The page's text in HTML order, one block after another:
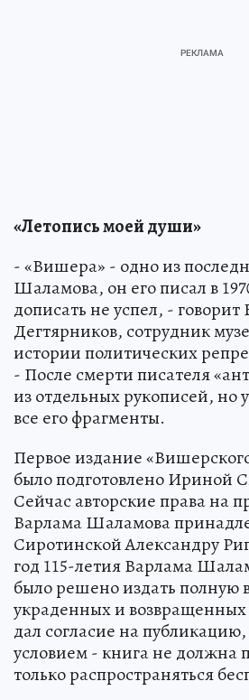
«Летопись моей души»
- «Вишера» - одно из
Шаламова, он его писал в
дописать не успел, - говорит
Дегтярников, сотрудник
истории политических
- После смерти писателя
из отдельных рукописей, но
все его фрагменты.
Первое издание
было подготовлено Ириной
Сейчас авторские права на
Варлама Шаламова
Сиротинской Александру
год 115-летия Варлама
было решено издать полную
украденных и
дал согласие на
условием - книга не должна
только распространяться